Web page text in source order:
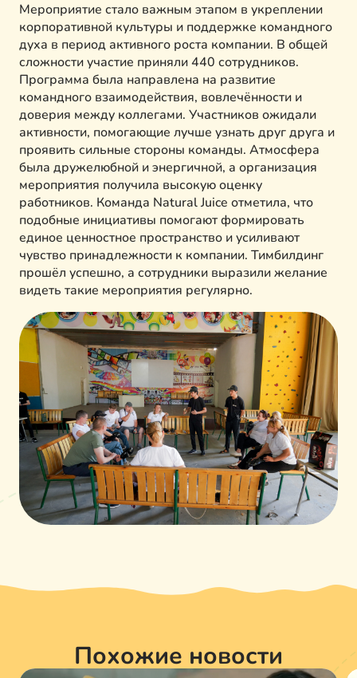
Мероприятие стало важным этапом в укреплении
корпоративной культуры и поддержке командного
духа в период активного роста компании. В общей
сложности участие приняли 440 сотрудников.
Программа была направлена на развитие
командного взаимодействия, вовлечённости и
доверия между коллегами. Участников ожидали
активности, помогающие лучше узнать друг друга и
проявить сильные стороны команды. Атмосфера
была дружелюбной и энергичной, а организация
мероприятия получила высокую оценку
работников. Команда Natural Juice отметила, что
подобные инициативы помогают формировать
единое ценностное пространство и усиливают
чувство принадлежности к компании. Тимбилдинг
прошёл успешно, а сотрудники выразили желание
видеть такие мероприятия регулярно.
Похожие новости